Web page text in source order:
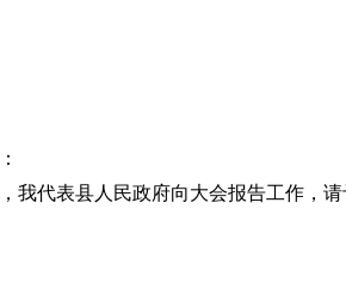
我代表县人民政府向大会报告工作，